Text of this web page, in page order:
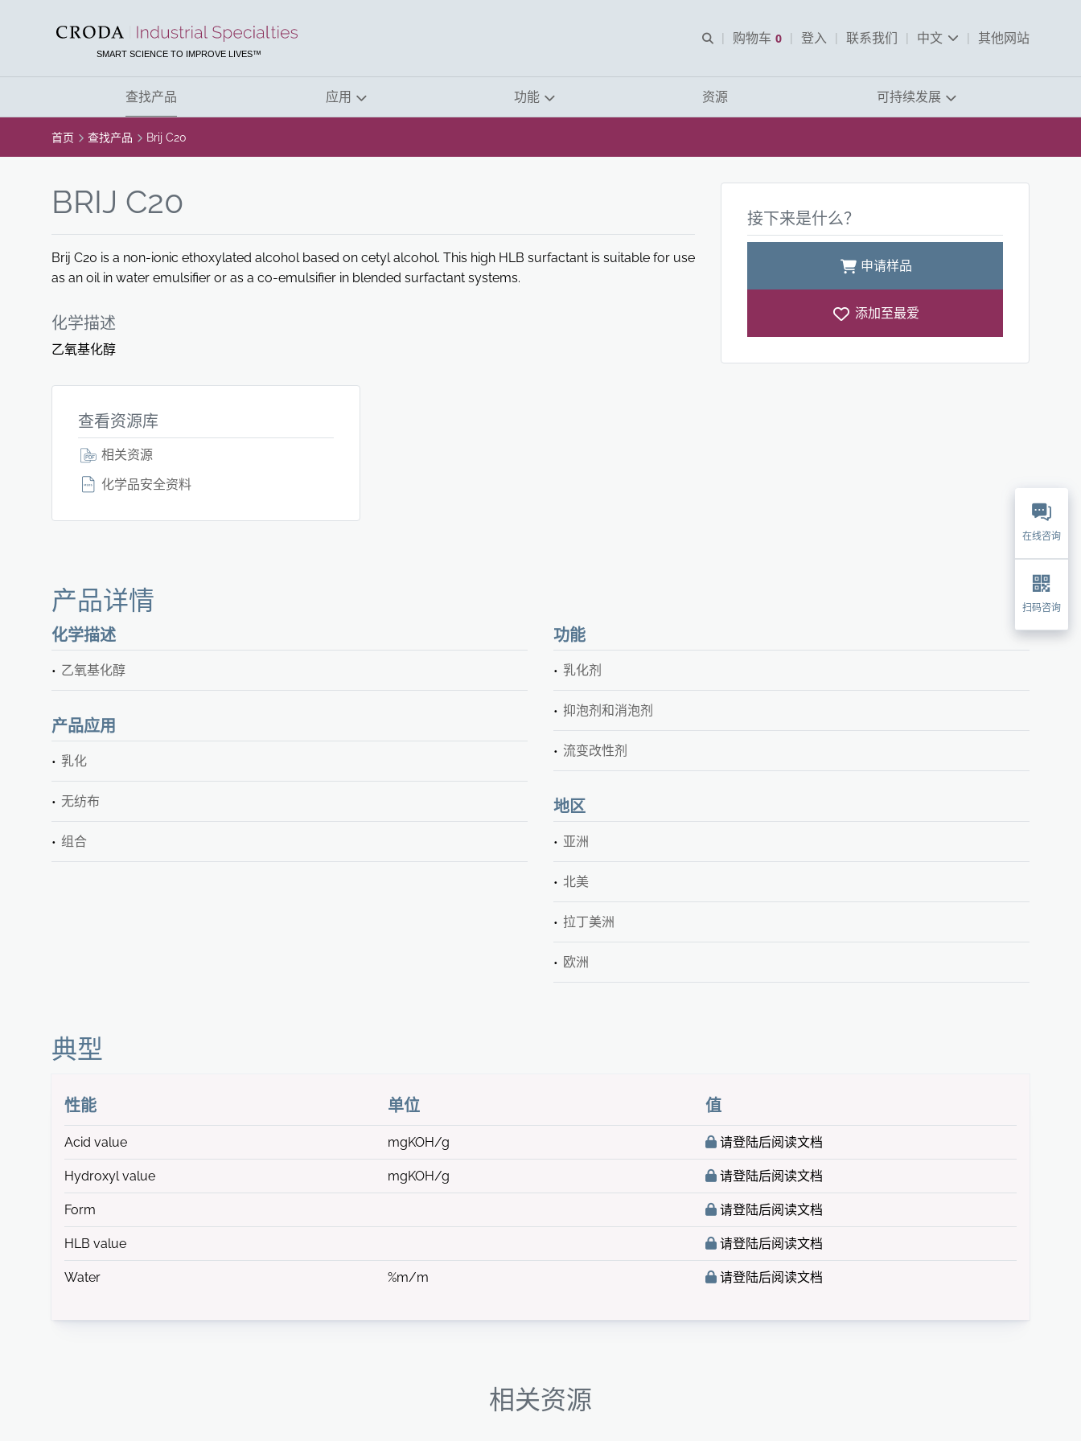
SMART SCIENCE TO IMPROVE LIVES™
Open Search
购物车 0
查看购物车
登入 联系我们 中文 其他网站
查找产品 应用 功能 资源 可持续发展
首页 查找产品 Brij C20
BRIJ C20
Brij C20 is a non-ionic ethoxylated alcohol based on cetyl alcohol. This high HLB surfactant is suitable for use
as an oil in water emulsifier or as a co-emulsifier in blended surfactant systems.
化学描述
乙氧基化醇
接下来是什么？
申请样品
添加至最爱
查看资源库
相关资源
化学品安全资料
产品详情
化学描述
乙氧基化醇
功能
乳化剂
抑泡剂和消泡剂
流变改性剂
产品应用
乳化
无纺布
组合
地区
亚洲
北美
拉丁美洲
欧洲
典型
性能 单位 值
Acid value mgKOH/g 请登陆后阅读文档
Hydroxyl value mgKOH/g 请登陆后阅读文档
Form 请登陆后阅读文档
HLB value 请登陆后阅读文档
Water %m/m 请登陆后阅读文档
相关资源
在线咨询
扫码咨询